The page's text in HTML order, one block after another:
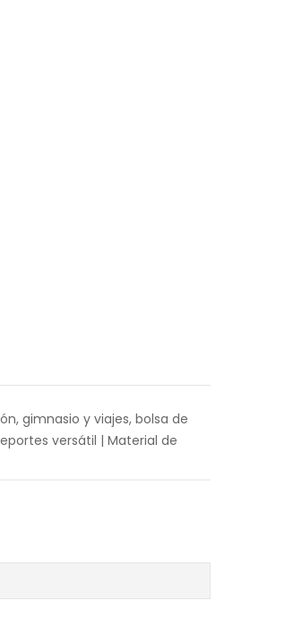
gimnasio y viajes, bolsa de
versátil | Material de